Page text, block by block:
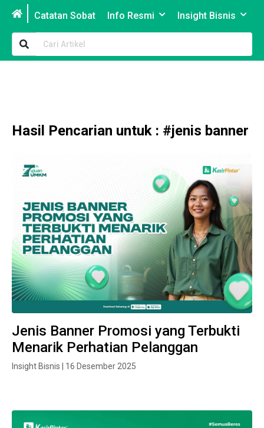
Catatan Sobat Info Resmi Insight Bisnis
Hasil Pencarian untuk : #jenis banner
Jenis Banner Promosi yang Terbukti
Menarik Perhatian Pelanggan
Insight Bisnis | 16 Desember 2025